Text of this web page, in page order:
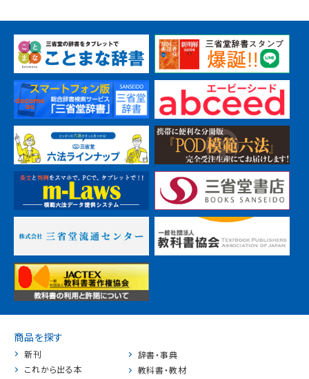
商品を探す
新刊
これから出る本
辞書・事典
教科書・教材